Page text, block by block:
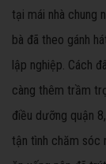
tại mái nhà chung
bà đã theo gánh
lập nghiệp. Cách
càng thêm trầm
điều dưỡng quận
tận tình chăm sóc